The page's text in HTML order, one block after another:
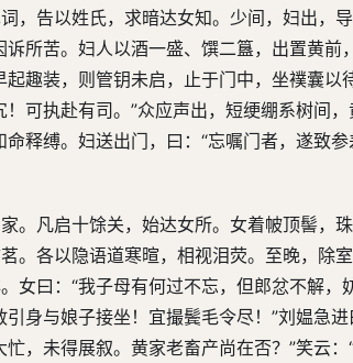
，告以姓氏，求暗达女知。少间，妇出，
所苦。妇人以酒一盛、馔二簋，出置黄前
趣装，则管钥未启，止于门中，坐襆囊
可执赴有司。”众应声出，短绠绷系树间
释缚。妇送出门，曰：“忘嘱门者，遂致
。凡启十馀关，始达女所。女着帔顶髻，
。各以隐语道寒暄，相视泪荧。至晚，除
女曰：“我子母有何过不忘，但郎忿不解，
身与娘子接坐！宜撮鬓毛令尽！”刘媪急
，未得展叙。黄家老畜产尚在否？”笑云